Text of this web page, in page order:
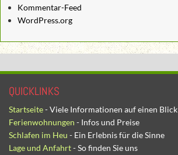
Kommentar-Feed
WordPress.org
QUICKLINKS
Startseite- Viele Informationen auf einen Blick
Ferienwohnungen - Infos und Preise
Schlafen im Heu - Ein Erlebnis für die Sinne
Lage und Anfahrt- So finden Sie uns